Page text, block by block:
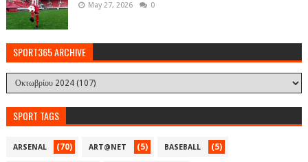
May 27, 2026 0
SPORT365 ARCHIVE
SPORT TAGS
ARSENAL (70) ART@NET (5) BASEBALL (5)